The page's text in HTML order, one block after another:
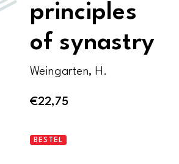
principles
of synastry
Weingarten, H.
€22,75
The
BESTEL